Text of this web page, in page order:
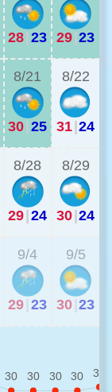
28|23 29|23
8/21
30|25
8/22
31|24
8/28
29|24
8/29
30|24
9/4
29 23
9/5
30 23